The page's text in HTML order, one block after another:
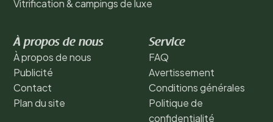
Vitrification & campings de luxe
À propos de nous
À propos de nous
Publicité
Contact
Plan du site
Service
FAQ
Avertissement
Conditions générales
Politique de
confidentialité